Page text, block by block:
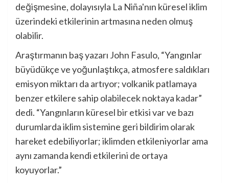
değişmesine, dolayısıyla La Niña'nın küresel iklim
üzerindeki etkilerinin artmasına neden olmuş
olabilir.
Araştırmanın baş yazarı John Fasulo, “Yangınlar
büyüdükçe ve yoğunlaştıkça, atmosfere saldıkları
emisyon miktarı da artıyor; volkanik patlamaya
benzer etkilere sahip olabilecek noktaya kadar”
dedi. “Yangınların küresel bir etkisi var ve bazı
durumlarda iklim sistemine geri bildirim olarak
hareket edebiliyorlar; iklimden etkileniyorlar ama
aynı zamanda kendi etkilerini de ortaya
koyuyorlar.”